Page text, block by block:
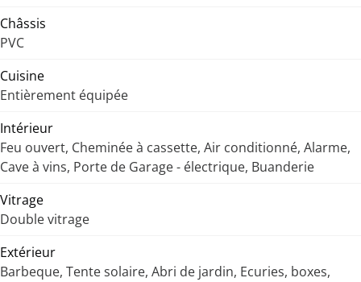
Châssis
PVC
Cuisine
Entièrement équipée
Intérieur
Feu ouvert, Cheminée à cassette, Air conditionné, Alarme,
Cave à vins, Porte de Garage - électrique, Buanderie
Vitrage
Double vitrage
Extérieur
Barbeque, Tente solaire, Abri de jardin, Ecuries, boxes,